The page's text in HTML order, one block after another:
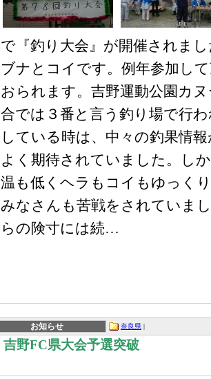
で『釣り大会』が開催されま
ブナとコイです。例年参加し
おられます。吉野運動公園カ
合では３番と言う釣り場で行
している時は、中々の釣果情
よく期待されていました。し
温も低くヘラもコイもゆっく
みなさんも苦戦をされていま
らの険寸には続…
お知らせ 奈良県 |
吉野FC県大会予選突破